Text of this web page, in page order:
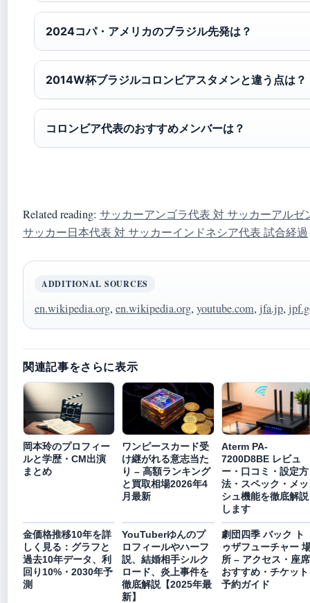
2024コパ・アメリカのブラジル先発は？
2014W杯ブラジルコロンビアスタメンと違う点は？
コロンビア代表のおすすめメンバーは？
Related reading: サッカーアンゴラ代表 対 サッカーアルゼ
サッカー日本代表 対 サッカーインドネシア代表 試合経過
ADDITIONAL SOURCES
en.wikipedia.org, en.wikipedia.org, youtube.com, jfa.jp,
関連記事をさらに表示
岡本玲のプロフィー
ルと学歴・CM出演
まとめ
ワンピースカード受
け継がれる意志当た
り – 高額ランキング
と買取相場2026年4
月最新
Aterm PA-
7200D8BE レビュ
ー・口コミ・設定方
法・スペック・メッ
シュ機能を徹底解説
します
金価格推移10年を詳
しく見る：グラフと
過去10年データ、利
回り10%・2030年予
測
YouTuberゆんのプ
ロフィールやハーフ
説、結婚相手シルク
ロード、炎上事件を
徹底解説【2025年最
新】
劇団四季 バック ト
ゥザフューチャー
所 – アクセス・座席
おすすめ・チケット
予約ガイド